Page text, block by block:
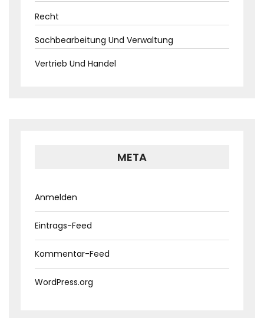
Recht
Sachbearbeitung Und Verwaltung
Vertrieb Und Handel
META
Anmelden
Eintrags-Feed
Kommentar-Feed
WordPress.org